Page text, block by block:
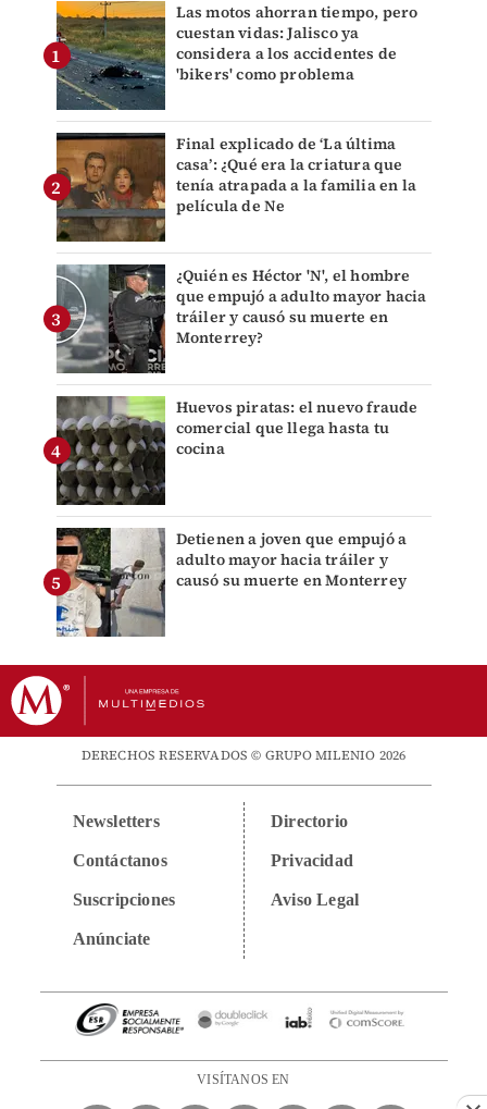
Las motos ahorran tiempo, pero
cuestan vidas: Jalisco ya
considera a los accidentes de
'bikers' como problema
Final explicado de ‘La última
casa’: ¿Qué era la criatura que
tenía atrapada a la familia en la
película de Ne
¿Quién es Héctor 'N', el hombre
que empujó a adulto mayor hacia
tráiler y causó su muerte en
Monterrey?
Huevos piratas: el nuevo fraude
comercial que llega hasta tu
cocina
Detienen a joven que empujó a
adulto mayor hacia tráiler y
causó su muerte en Monterrey
DERECHOS RESERVADOS © GRUPO MILENIO 2026
Newsletters
Contáctanos
Suscripciones
Anúnciate
Directorio
Privacidad
Aviso Legal
VISÍTANOS EN